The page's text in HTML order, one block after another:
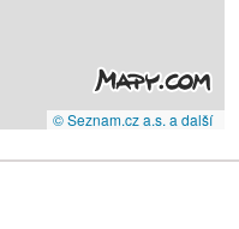
© Seznam.cz a.s. a další